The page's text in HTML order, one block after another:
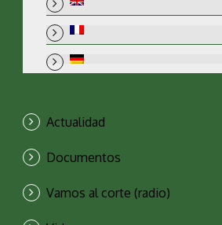
Actualidad
Documentos
Vamos al corte (radio)